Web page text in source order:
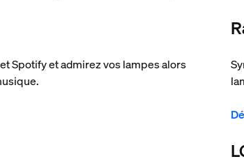
Spotify et admirez vos lampes alors